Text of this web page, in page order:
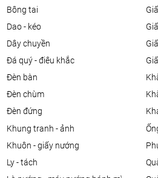
bông tai
dao - kéo
dây chuyền
đá quý - điêu khắc
đèn bàn
đèn chùm
đèn đứng
khung tranh - ảnh
khuôn - giấy nướng
ly - tách